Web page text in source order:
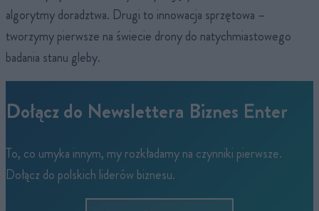
algorytmy doradztwa. Drugi to innowacja sprzętowa –
tworzymy pierwsze na świecie drony do natychmiastowego
badania stanu gleby.
Dołącz do Newslettera Biznes Enter
To, co umyka innym, my rozkładamy na czynniki pierwsze.
Dołącz do polskich liderów biznesu.